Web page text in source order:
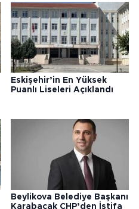
Eskişehir’in En Yüksek
Puanlı Liseleri Açıklandı
Beylikova Belediye Başkanı
Karabacak CHP’den İstifa